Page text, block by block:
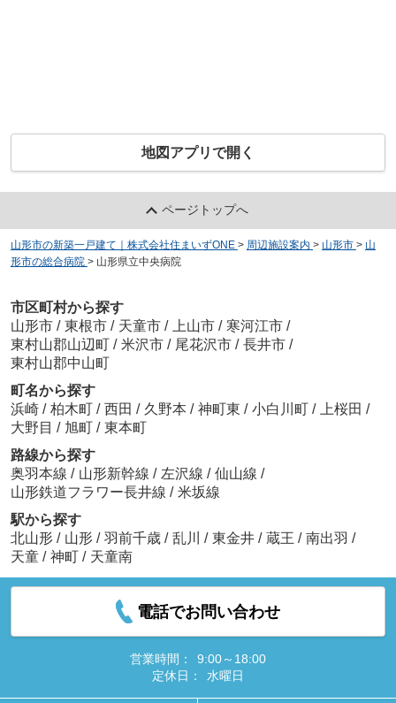
地図アプリで開く
ページトップへ
山形市の新築一戸建て｜株式会社住まいずONE > 周辺施設案内 > 山形市 > 山
形市の総合病院 > 山形県立中央病院
市区町村から探す
山形市 / 東根市 / 天童市 / 上山市 / 寒河江市 /
東村山郡山辺町 / 米沢市 / 尾花沢市 / 長井市 /
東村山郡中山町
町名から探す
浜崎 / 柏木町 / 西田 / 久野本 / 神町東 / 小白川町 / 上桜田 /
大野目 / 旭町 / 東本町
路線から探す
奥羽本線 / 山形新幹線 / 左沢線 / 仙山線 /
山形鉄道フラワー長井線 / 米坂線
駅から探す
北山形 / 山形 / 羽前千歳 / 乱川 / 東金井 / 蔵王 / 南出羽 /
天童 / 神町 / 天童南
電話でお問い合わせ
営業時間：
9:00～18:00
定休日：
水曜日